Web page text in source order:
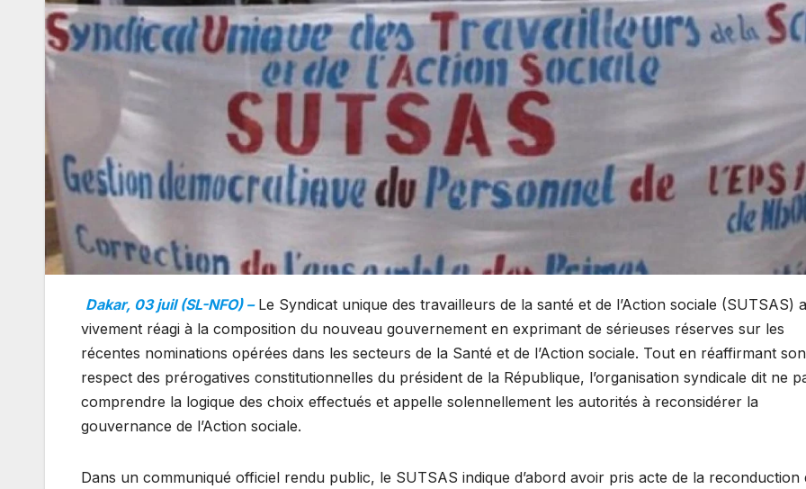
Dakar, 03 juil (SL-NFO) – Le Syndicat unique des travailleurs de la santé et de l’Action sociale (SUTSAS) a
vivement réagi à la composition du nouveau gouvernement en exprimant de sérieuses réserves sur les
récentes nominations opérées dans les secteurs de la Santé et de l’Action sociale. Tout en réaffirmant son
respect des prérogatives constitutionnelles du président de la République, l’organisation syndicale dit ne
comprendre la logique des choix effectués et appelle solennellement les autorités à reconsidérer la
gouvernance de l’Action sociale.
Dans un communiqué officiel rendu public, le SUTSAS indique d’abord avoir pris acte de la reconduction